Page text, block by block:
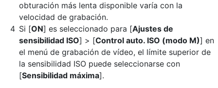
obturación más lenta disponible varía con la
velocidad de grabación.
Si [ON] es seleccionado para [Ajustes de
sensibilidad ISO] > [Control auto. ISO (modo M)] en
el menú de grabación de vídeo, el límite superior de
la sensibilidad ISO puede seleccionarse con
[Sensibilidad máxima].